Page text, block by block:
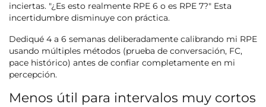
inciertas. "¿Es esto realmente RPE 6 o es RPE 7?" Esta
incertidumbre disminuye con práctica.
Dediqué 4 a 6 semanas deliberadamente calibrando mi RPE
usando múltiples métodos (prueba de conversación, FC,
pace histórico) antes de confiar completamente en mi
percepción.
Menos útil para intervalos muy cortos